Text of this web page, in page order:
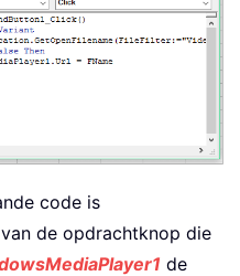
code is
de opdrachtknop die
de